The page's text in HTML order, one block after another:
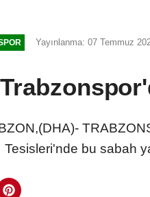
Yayınlanma: 07 Temmuz
Tesisleri'nde bu sabah